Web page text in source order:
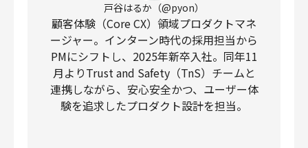
戸谷はるか（@pyon）
顧客体験（Core CX）領域プロダクトマネ
ージャー。インターン時代の採用担当から
PMにシフトし、2025年新卒入社。同年11
月よりTrust and Safety（TnS）チームと
連携しながら、安心安全かつ、ユーザー体
験を追求したプロダクト設計を担当。